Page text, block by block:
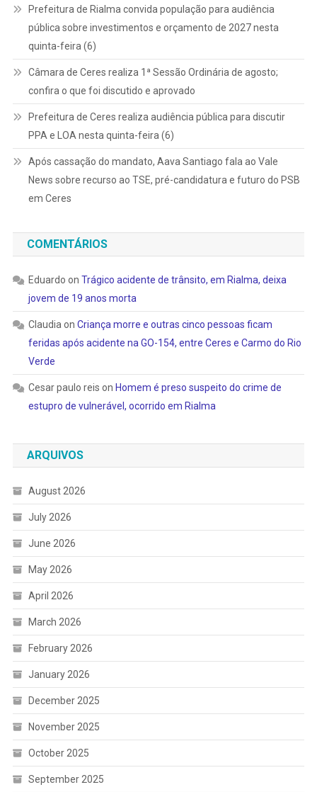
Prefeitura de Rialma convida população para audiência
pública sobre investimentos e orçamento de 2027 nesta
quinta-feira (6)
Câmara de Ceres realiza 1ª Sessão Ordinária de agosto;
confira o que foi discutido e aprovado
Prefeitura de Ceres realiza audiência pública para discutir
PPA e LOA nesta quinta-feira (6)
Após cassação do mandato, Aava Santiago fala ao Vale
News sobre recurso ao TSE, pré-candidatura e futuro do PSB
em Ceres
COMENTÁRIOS
Eduardo on Trágico acidente de trânsito, em Rialma, deixa
jovem de 19 anos morta
Claudia on Criança morre e outras cinco pessoas ficam
feridas após acidente na GO-154, entre Ceres e Carmo do Rio
Verde
Cesar paulo reis on Homem é preso suspeito do crime de
estupro de vulnerável, ocorrido em Rialma
ARQUIVOS
August 2026
July 2026
June 2026
May 2026
April 2026
March 2026
February 2026
January 2026
December 2025
November 2025
October 2025
September 2025